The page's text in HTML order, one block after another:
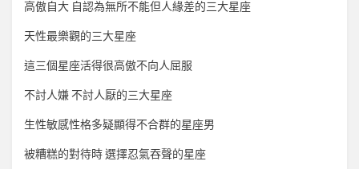
高傲自大 自認為無所不能但人緣差的三大星座
天性最樂觀的三大星座
這三個星座活得很高傲不向人屈服
不討人嫌 不討人厭的三大星座
生性敏感性格多疑顯得不合群的星座男
被糟糕的對待時 選擇忍氣吞聲的星座